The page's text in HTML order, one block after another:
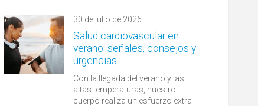
30 de julio de 2026
Salud cardiovascular en
verano: señales, consejos y
urgencias
Con la llegada del verano y las
altas temperaturas, nuestro
cuerpo realiza un esfuerzo extra